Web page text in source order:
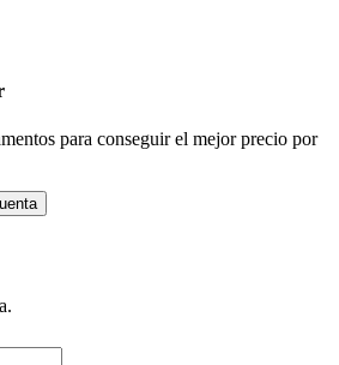
para conseguir el mejor precio por